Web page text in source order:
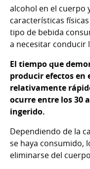
alcohol en el cuerpo
características
tipo de bebida
a necesitar conducir
El tiempo que
producir efectos en
relativamente
ocurre entre los 30
ingerido.
Dependiendo de la
se haya consumido,
eliminarse del